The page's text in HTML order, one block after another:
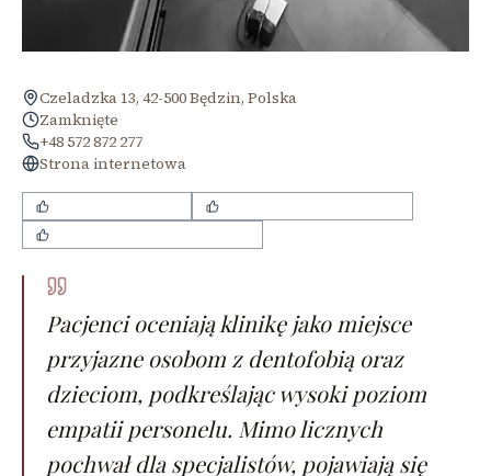
Czeladzka 13, 42-500 Będzin, Polska
Zamknięte
+48 572 872 277
Strona internetowa
Pacjenci oceniają klinikę jako miejsce
przyjazne osobom z dentofobią oraz
dzieciom, podkreślając wysoki poziom
empatii personelu. Mimo licznych
pochwał dla specjalistów, pojawiają się